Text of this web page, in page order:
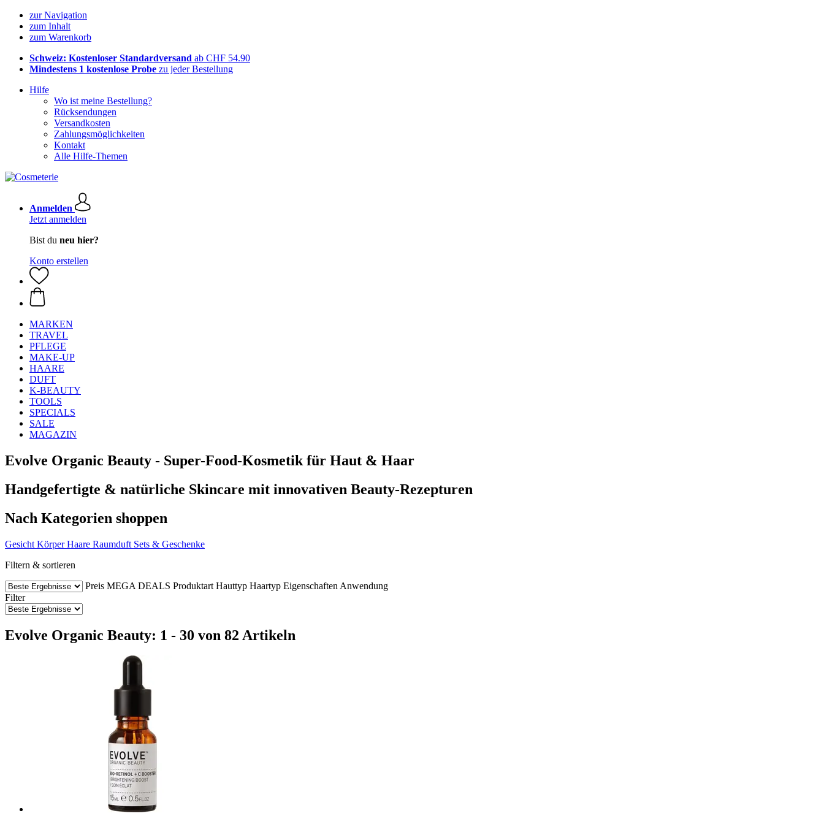
zur Navigation
zum Inhalt
zum Warenkorb
Schweiz: Kostenloser Standardversand ab CHF 54.90
Mindestens 1 kostenlose Probe zu jeder Bestellung
Hilfe
Wo ist meine Bestellung?
Rücksendungen
Versandkosten
Zahlungsmöglichkeiten
Kontakt
Alle Hilfe-Themen
Anmelden
Jetzt anmelden
Bist du neu hier?
Konto erstellen
MARKEN
TRAVEL
PFLEGE
MAKE-UP
HAARE
DUFT
K-BEAUTY
TOOLS
SPECIALS
SALE
MAGAZIN
Evolve Organic Beauty - Super-Food-Kosmetik für Haut & Haar
Handgefertigte & natürliche Skincare mit innovativen Beauty-Rezepturen
Nach Kategorien shoppen
Gesicht Körper Haare Raumduft Sets & Geschenke
Filtern & sortieren
Preis MEGA DEALS Produktart Hauttyp Haartyp Eigenschaften Anwendung
Filter
Evolve Organic Beauty: 1 - 30 von 82 Artikeln